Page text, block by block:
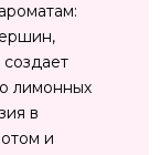
лимонных
в
и